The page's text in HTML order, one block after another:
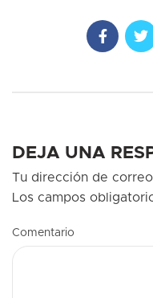
DEJA UNA
Tu dirección de
Los campos
Comentario